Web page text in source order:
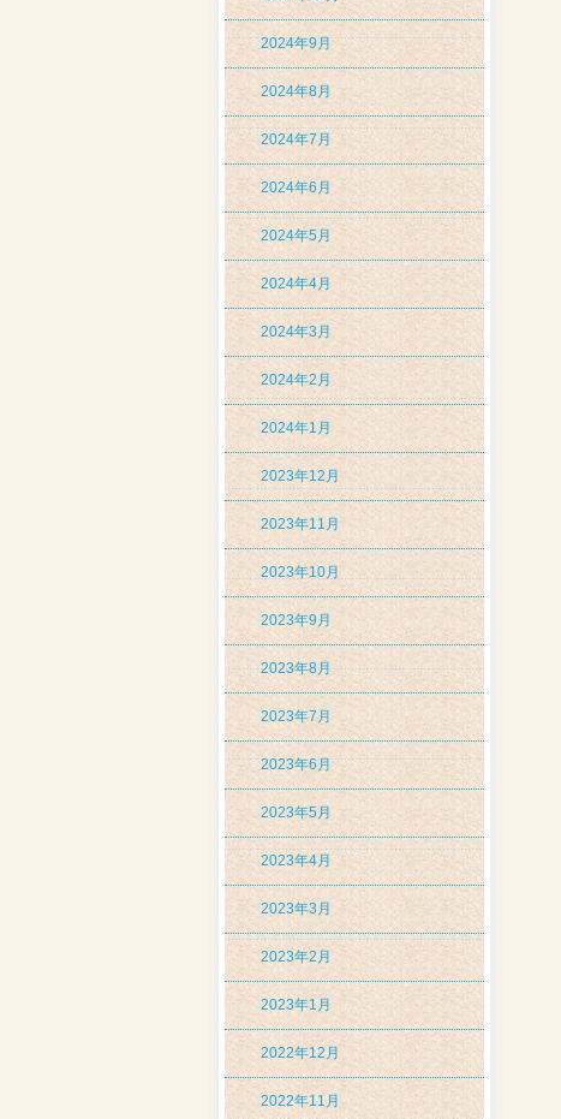
2024年9月
2024年8月
2024年7月
2024年6月
2024年5月
2024年4月
2024年3月
2024年2月
2024年1月
2023年12月
2023年11月
2023年10月
2023年9月
2023年8月
2023年7月
2023年6月
2023年5月
2023年4月
2023年3月
2023年2月
2023年1月
2022年12月
2022年11月